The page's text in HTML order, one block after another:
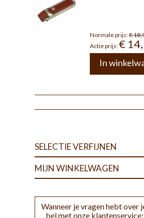
Normale prijs:€
Actie prijs:€
In
SELECTIE VERFIJNEN
MIJN WINKELWAGEN
Wanneer je vragen hebt over
bel met onze